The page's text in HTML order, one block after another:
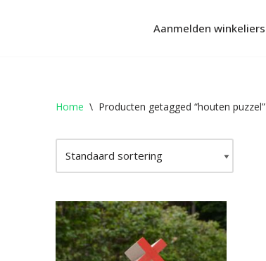
Aanmelden winkeliers
Home \ Producten getagged “houten puzzel”